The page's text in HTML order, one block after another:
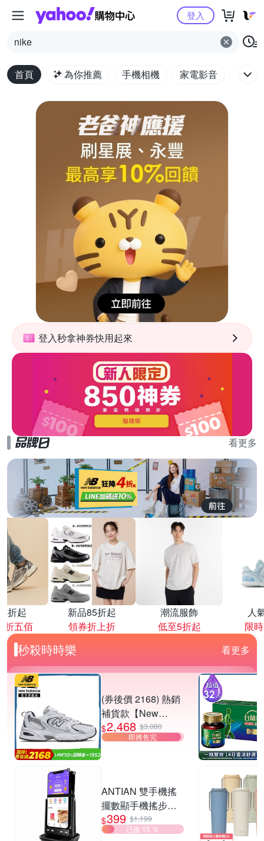
Yahoo購物中心
nike
登入
首頁 為你推薦 手機相機 家電影音 電腦
登入秒拿神券快用起來
看更多
折起
折五佰
新品85折起
領券折上折
潮流服飾
低至5折起
人
限
秒殺時時樂 看更多
(券後價 2168) 熱銷
補貨款【New
Balance】復古運動
鞋_中性_白銀
$2,468 $3,080
即將售完
ANTIAN 雙手機搖
擺數顯手機搖步機
靜音自動計步器 搖
步器 刷步數神器 搖
$399 $1,199
已搶 15 ％